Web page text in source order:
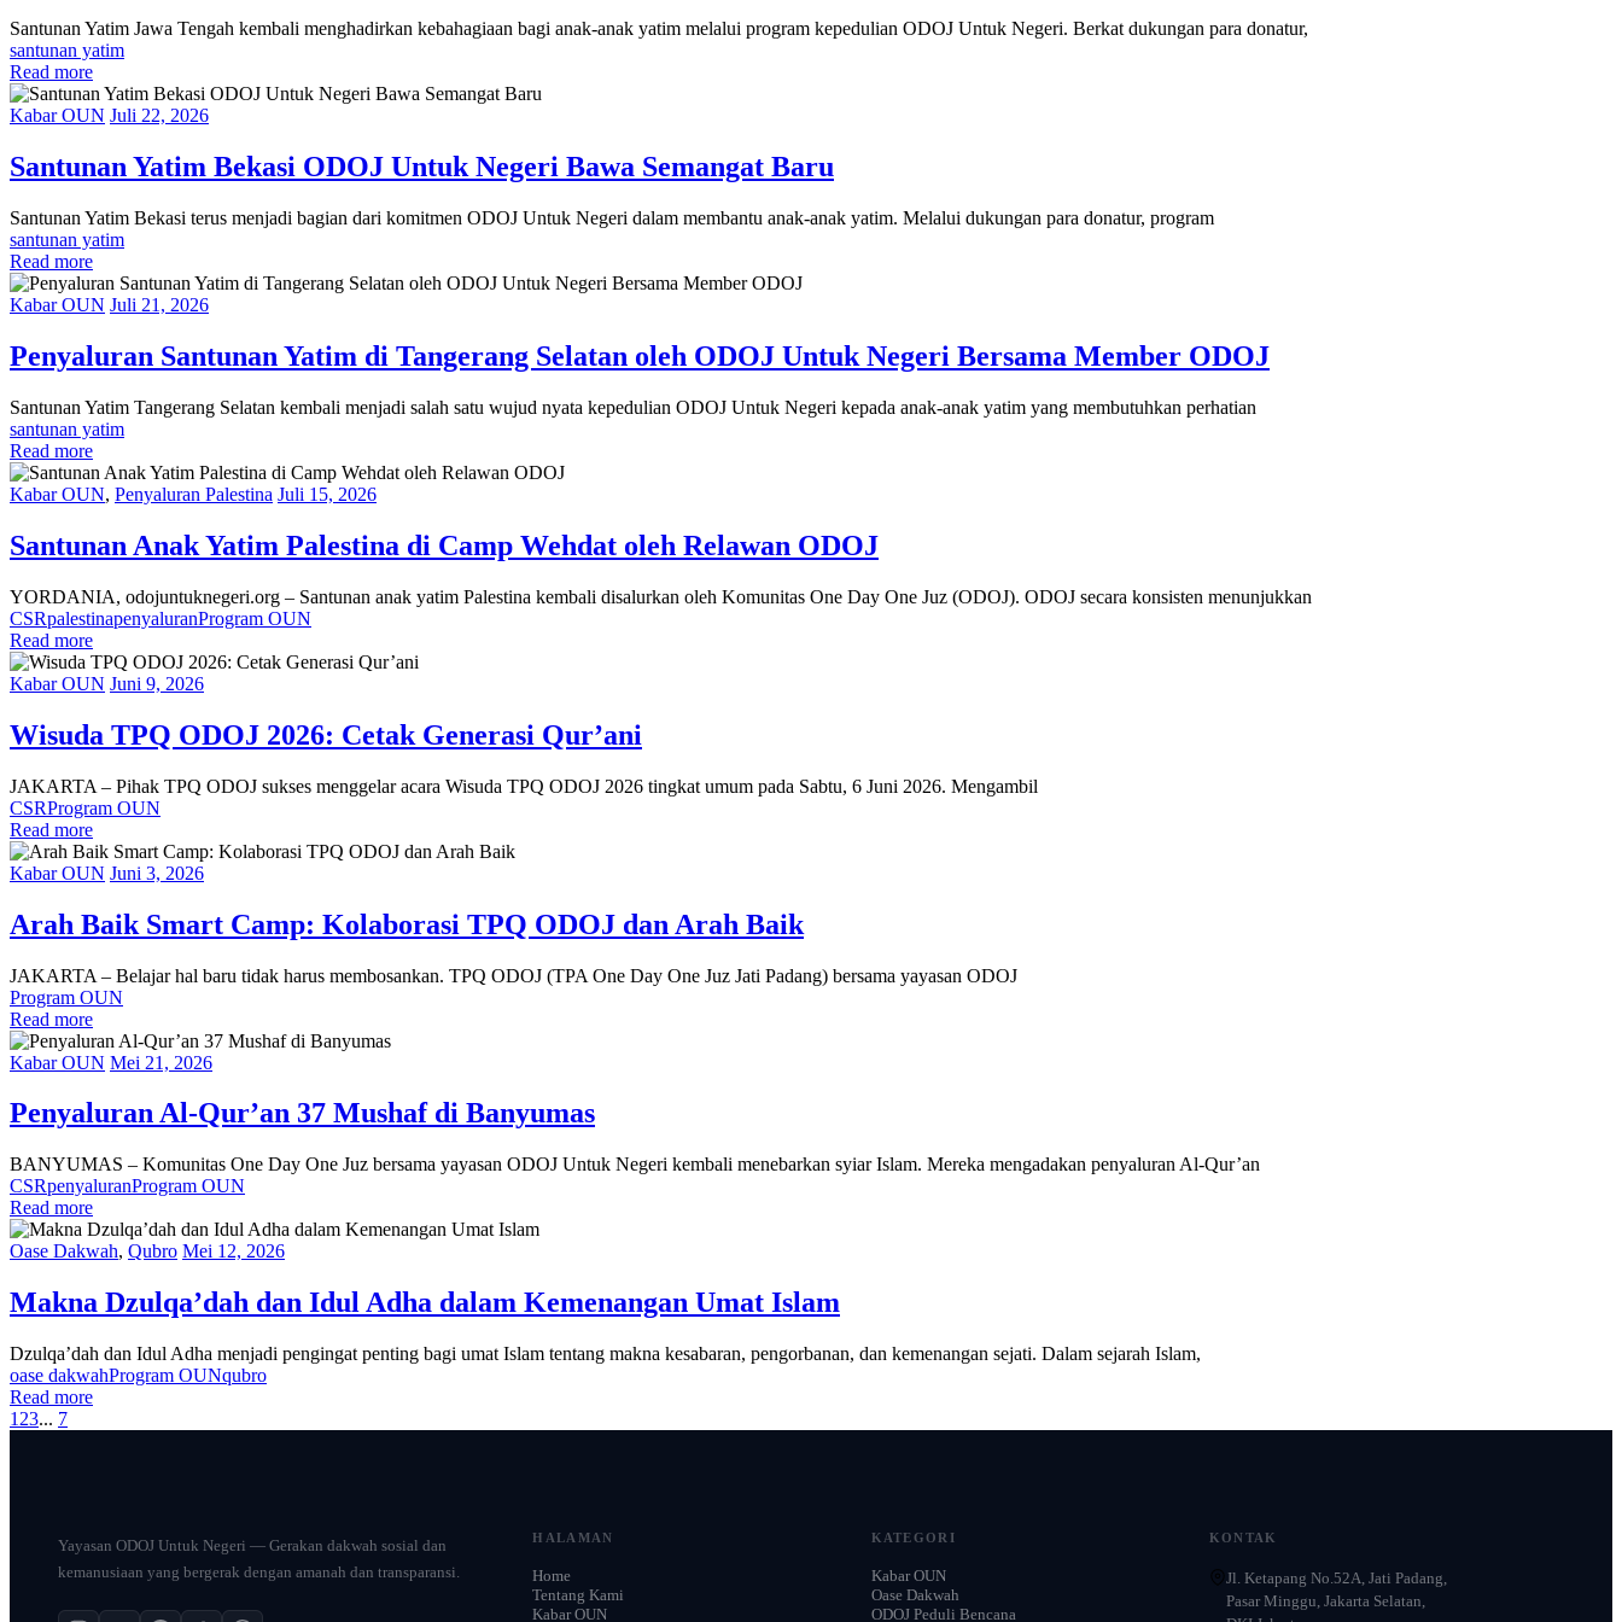
Santunan Yatim Jawa Tengah kembali menghadirkan kebahagiaan bagi anak-anak yatim melalui program kepedulian ODOJ Untuk Negeri. Berkat dukungan para donatur,
santunan yatim
Read more
Kabar OUN Juli 22, 2026
Santunan Yatim Bekasi ODOJ Untuk Negeri Bawa Semangat Baru
Santunan Yatim Bekasi terus menjadi bagian dari komitmen ODOJ Untuk Negeri dalam membantu anak-anak yatim. Melalui dukungan para donatur, program
santunan yatim
Read more
Kabar OUN Juli 21, 2026
Penyaluran Santunan Yatim di Tangerang Selatan oleh ODOJ Untuk Negeri Bersama Member ODOJ
Santunan Yatim Tangerang Selatan kembali menjadi salah satu wujud nyata kepedulian ODOJ Untuk Negeri kepada anak-anak yatim yang membutuhkan perhatian
santunan yatim
Read more
Kabar OUN, Penyaluran Palestina Juli 15, 2026
Santunan Anak Yatim Palestina di Camp Wehdat oleh Relawan ODOJ
YORDANIA, odojuntuknegeri.org – Santunan anak yatim Palestina kembali disalurkan oleh Komunitas One Day One Juz (ODOJ). ODOJ secara konsisten menunjukkan
CSRpalestinapenyaluranProgram OUN
Read more
Kabar OUN Juni 9, 2026
Wisuda TPQ ODOJ 2026: Cetak Generasi Qur’ani
JAKARTA – Pihak TPQ ODOJ sukses menggelar acara Wisuda TPQ ODOJ 2026 tingkat umum pada Sabtu, 6 Juni 2026. Mengambil
CSRProgram OUN
Read more
Kabar OUN Juni 3, 2026
Arah Baik Smart Camp: Kolaborasi TPQ ODOJ dan Arah Baik
JAKARTA – Belajar hal baru tidak harus membosankan. TPQ ODOJ (TPA One Day One Juz Jati Padang) bersama yayasan ODOJ
Program OUN
Read more
Kabar OUN Mei 21, 2026
Penyaluran Al-Qur’an 37 Mushaf di Banyumas
BANYUMAS – Komunitas One Day One Juz bersama yayasan ODOJ Untuk Negeri kembali menebarkan syiar Islam. Mereka mengadakan penyaluran Al-Qur’an
CSRpenyaluranProgram OUN
Read more
Oase Dakwah, Qubro Mei 12, 2026
Makna Dzulqa’dah dan Idul Adha dalam Kemenangan Umat Islam
Dzulqa’dah dan Idul Adha menjadi pengingat penting bagi umat Islam tentang makna kesabaran, pengorbanan, dan kemenangan sejati. Dalam sejarah Islam,
oase dakwahProgram OUNqubro
Read more
1 23... 7
Yayasan ODOJ Untuk Negeri — Gerakan dakwah sosial dan
kemanusiaan yang bergerak dengan amanah dan transparansi.
HALAMAN
Home
Tentang Kami
Kabar OUN
KATEGORI
Kabar OUN
Oase Dakwah
ODOJ Peduli Bencana
KONTAK
Jl. Ketapang No.52A, Jati Padang,
Pasar Minggu, Jakarta Selatan,